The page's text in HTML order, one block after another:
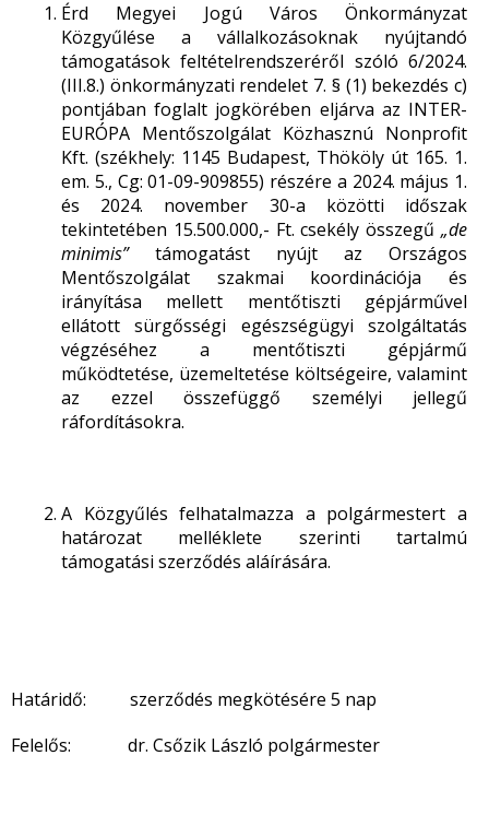
Érd Megyei Jogú Város Önkormányzat
Közgyűlése a vállalkozásoknak nyújtandó
támogatások feltételrendszeréről szóló 6/2024.
(III.8.) önkormányzati rendelet 7. § (1) bekezdés c)
pontjában foglalt jogkörében eljárva az INTER-
EURÓPA Mentőszolgálat Közhasznú Nonprofit
Kft. (székhely: 1145 Budapest, Thököly út 165. 1.
em. 5., Cg: 01-09-909855) részére a 2024. május 1.
és 2024. november 30-a közötti időszak
tekintetében 15.500.000,- Ft. csekély összegű „de
minimis”támogatást nyújt az Országos
Mentőszolgálat szakmai koordinációja és
irányítása mellett mentőtiszti gépjárművel
ellátott sürgősségi egészségügyi szolgáltatás
végzéséhez a mentőtiszti gépjármű
működtetése, üzemeltetése költségeire, valamint
az ezzel összefüggő személyi jellegű
ráfordításokra.
A Közgyűlés felhatalmazza a polgármestert a
határozat melléklete szerinti tartalmú
támogatási szerződés aláírására.
Határidő: szerződés megkötésére 5 nap
Felelős: dr. Csőzik László polgármester